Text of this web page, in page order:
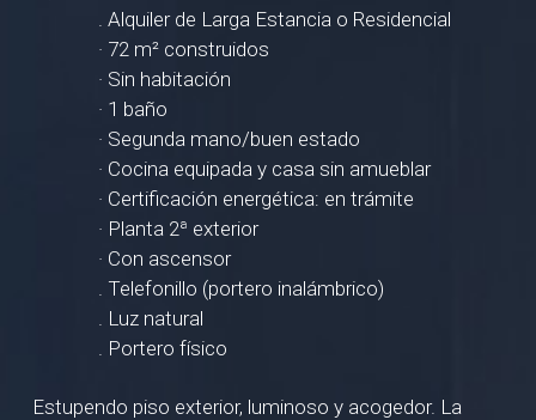
. Alquiler de Larga Estancia o Residencial
· 72 m² construidos
· Sin habitación
· 1 baño
· Segunda mano/buen estado
· Cocina equipada y casa sin amueblar
· Certificación energética: en trámite
· Planta 2ª exterior
· Con ascensor
. Telefonillo (portero inalámbrico)
. Luz natural
. Portero físico
Estupendo piso exterior, luminoso y acogedor. La